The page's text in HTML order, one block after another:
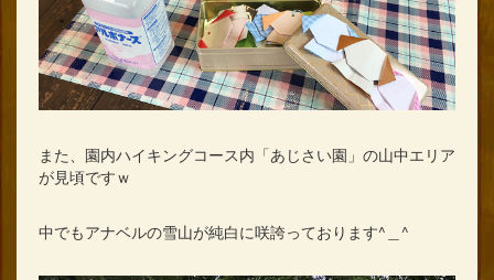
また、園内ハイキングコース内「あじさい園」の山中エリア
が見頃ですｗ
中でもアナベルの雪山が純白に咲誇っております^＿^